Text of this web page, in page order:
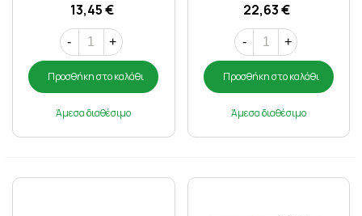
13,45 €
- +
Προσθήκη στο καλάθι
Άμεσα διαθέσιμο
22,63 €
- +
Προσθήκη στο καλάθι
Άμεσα διαθέσιμο